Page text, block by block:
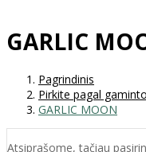
GARLIC
Pagrindinis
Pirkite pagal
GARLIC MOON
Atsiprašome, tačiau